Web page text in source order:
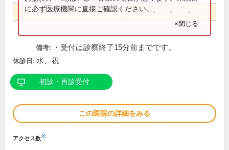
15:00～18:30 ● ● ●
に必ず医療機関に直接ご確認ください。
×閉じる
備考: ・受付は診察終了15分前までです。
休診日: 水、祝
初診・再診受付
この医院の詳細をみる
アクセス数※